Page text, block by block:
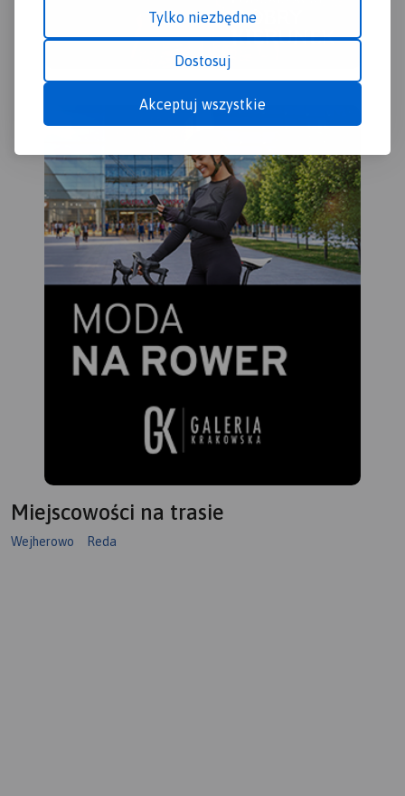
Tylko niezbędne
Dostosuj
Akceptuj wszystkie
Miejscowości na trasie
Wejherowo Reda